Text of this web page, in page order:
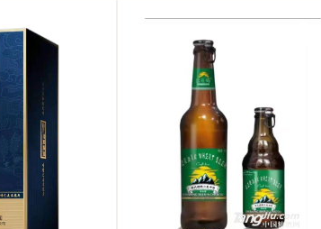
酒有限公司
获取底价
斑马通达(安徽)科技有限公司